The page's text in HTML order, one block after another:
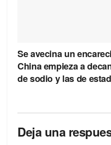
Se avecina un
China empieza a
de sodio y las de
Deja una